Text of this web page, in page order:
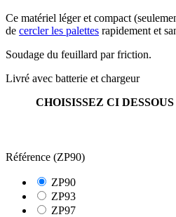
Ce matériel léger et compact
de cercler les palettes rapidement et
Soudage du feuillard par friction.
Livré avec batterie et chargeur
CHOISISSEZ CI
Référence (ZP90)
ZP90
ZP93
ZP97